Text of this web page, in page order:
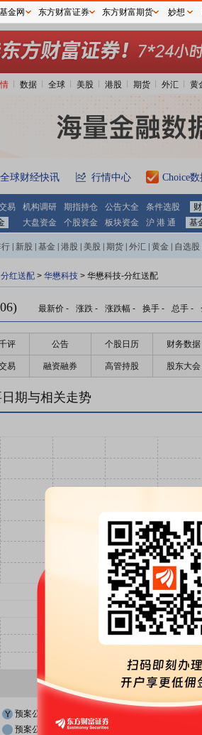
数据 全球 美股 港股 期货 外汇 黄
全球财经快讯 行情中心 Choice
易 机构调研 期指持仓 公告大全 条件选股
大盘资金 个股资金 板块资金 沪 港 通 基
新股 基金 港股 美股 期货 外汇 黄金 自选股
分红送配 > 华懋科技 > 华懋科技-分红送配
最新价 - 涨跌 - 涨跌幅 - 换手 - 总手 -
评 公告 个股日历 财务数据
易 融资融券 高管持股 股东大会
期与相关走势
预案公布日 股权登记日
预案公布日前一交易日
金网 东方财富证券 东方财富期货 妙想